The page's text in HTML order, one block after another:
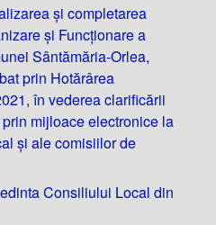
și completarea
și Funcționare a
Sântămăria-Orlea,
prin Hotărârea
în vederea clarificării
mijloace electronice la
și ale comisiilor de
Consiliului Local din